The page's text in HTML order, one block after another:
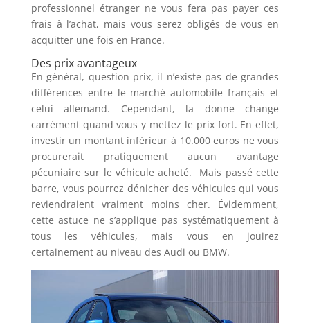
professionnel étranger ne vous fera pas payer ces
frais à l’achat, mais vous serez obligés de vous en
acquitter une fois en France.
Des prix avantageux
En général, question prix, il n’existe pas de grandes
différences entre le marché automobile français et
celui allemand. Cependant, la donne change
carrément quand vous y mettez le prix fort. En effet,
investir un montant inférieur à 10.000 euros ne vous
procurerait pratiquement aucun avantage
pécuniaire sur le véhicule acheté. Mais passé cette
barre, vous pourrez dénicher des véhicules qui vous
reviendraient vraiment moins cher. Évidemment,
cette astuce ne s’applique pas systématiquement à
tous les véhicules, mais vous en jouirez
certainement au niveau des Audi ou BMW.